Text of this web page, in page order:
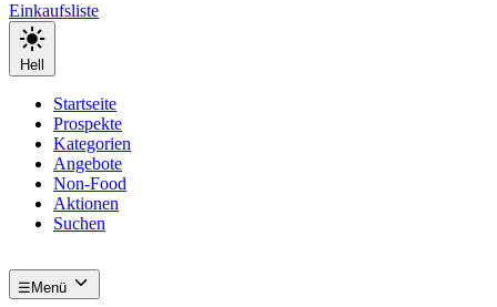
Einkaufsliste
Hell
Startseite
Prospekte
Kategorien
Angebote
Non-Food
Aktionen
Suchen
☰ Menü